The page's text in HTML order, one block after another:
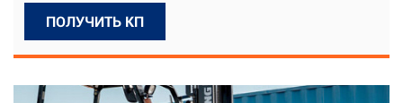
ПОЛУЧИТЬ КП